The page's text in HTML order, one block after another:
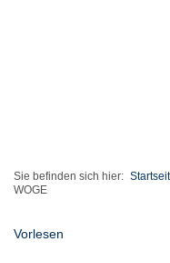
Sie befinden sich hier:
WOGE
Vorlesen